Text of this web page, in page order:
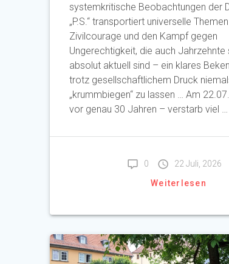
systemkritische Beobachtungen der
„P.S.“ transportiert universelle
Zivilcourage und den Kampf gegen
Ungerechtigkeit, die auch
absolut aktuell sind – ein klares
trotz gesellschaftlichem Druck
„krummbiegen“ zu lassen … Am
vor genau 30 Jahren – verstarb viel …
0
22 Juli, 2026
Weiterlesen